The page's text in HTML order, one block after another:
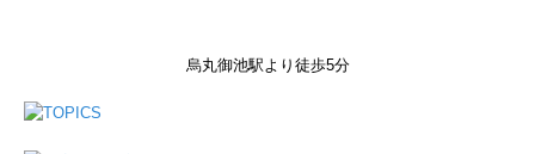
烏丸御池駅より徒歩5分